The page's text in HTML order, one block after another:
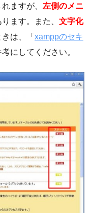
ますが、 左側のメニ
ます。また、 文字化
は、「 xamppのセキ
考にしてください。